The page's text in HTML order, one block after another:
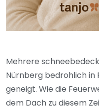
Mehrere
Nürnberg bedrohlich in
geneigt. Wie die
dem Dach zu diesem